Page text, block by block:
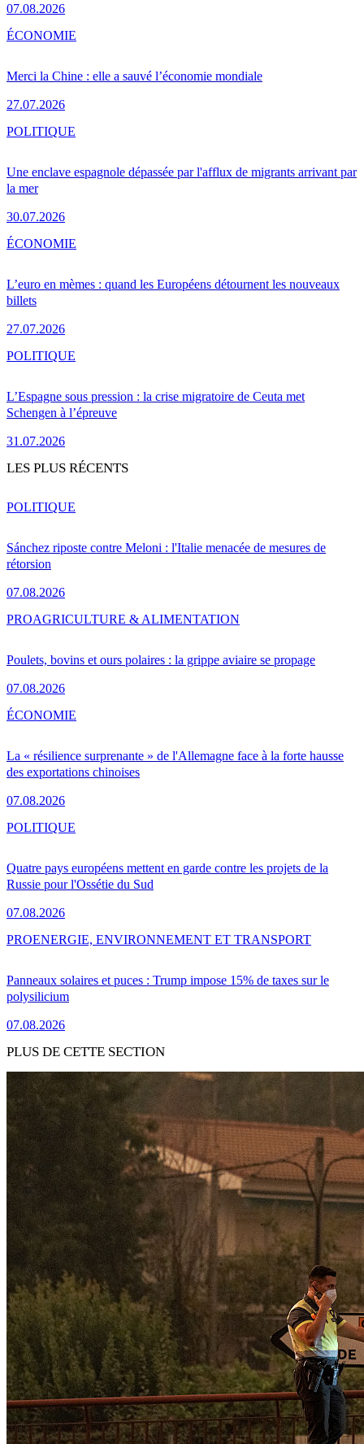
07.08.2026
Merci la Chine : elle a sauvé l’économie mondiale
27.07.2026
ÉCONOMIE
Une enclave espagnole dépassée par l'afflux de migrants arrivant par
la mer
30.07.2026
POLITIQUE
L’euro en mèmes : quand les Européens détournent les nouveaux
billets
27.07.2026
ÉCONOMIE
L’Espagne sous pression : la crise migratoire de Ceuta met
Schengen à l’épreuve
31.07.2026
POLITIQUE
LES PLUS RÉCENTS
Sánchez riposte contre Meloni : l'Italie menacée de mesures de
rétorsion
07.08.2026
POLITIQUE
Poulets, bovins et ours polaires : la grippe aviaire se propage
07.08.2026
PROAGRICULTURE & ALIMENTATION
La « résilience surprenante » de l'Allemagne face à la forte hausse
des exportations chinoises
07.08.2026
ÉCONOMIE
Quatre pays européens mettent en garde contre les projets de la
Russie pour l'Ossétie du Sud
07.08.2026
POLITIQUE
Panneaux solaires et puces : Trump impose 15% de taxes sur le
polysilicium
07.08.2026
PROENERGIE, ENVIRONNEMENT ET TRANSPORT
PLUS DE CETTE SECTION